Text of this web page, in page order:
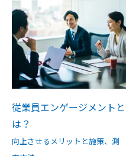
従業員エンゲージメントと
は？
向上させるメリットと施策、測